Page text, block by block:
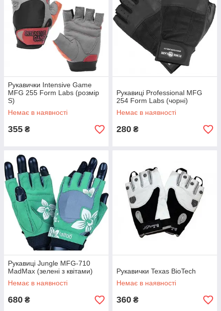
Рукавички Intensive Game
MFG 255 Form Labs (розмір
S)
Немає в наявності
355 ₴
Рукавиці Professional MFG
254 Form Labs (чорні)
Немає в наявності
280 ₴
Рукавиці Jungle MFG-710
MadMax (зелені з квітами)
Немає в наявності
680 ₴
Рукавички Texas BioTech
Немає в наявності
360 ₴